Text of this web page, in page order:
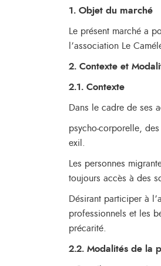
1. Objet du marché
Le présent marché a
l’association Le
2. Contexte et
2.1. Contexte
Dans le cadre de ses
psycho-corporelle,
exil.
Les personnes
toujours accès à des
Désirant participer à
professionnels et les
précarité.
2.2. Modalités de la